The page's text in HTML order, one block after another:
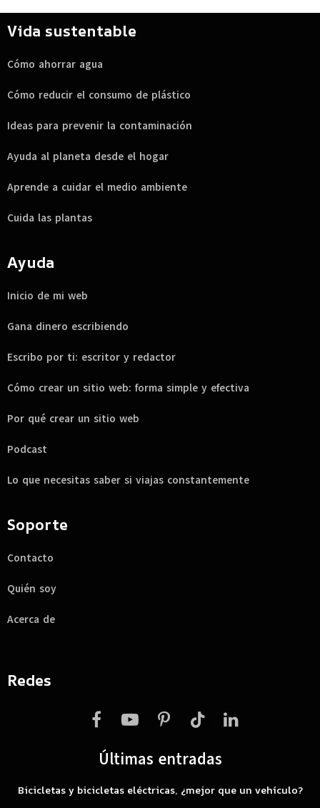
Vida sustentable
Cómo ahorrar agua
Cómo reducir el consumo de plástico
Ideas para prevenir la contaminación
Ayuda al planeta desde el hogar
Aprende a cuidar el medio ambiente
Cuida las plantas
Ayuda
Inicio de mi web
Gana dinero escribiendo
Escribo por ti: escritor y redactor
Cómo crear un sitio web: forma simple y efectiva
Por qué crear un sitio web
Podcast
Lo que necesitas saber si viajas constantemente
Soporte
Contacto
Quién soy
Acerca de
Redes
FacebookYouTubePinterestTikTok LinkedIn
Últimas entradas
Bicicletas y bicicletas eléctricas, ¿mejor que un vehículo?